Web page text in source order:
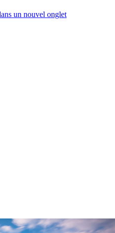
un nouvel onglet